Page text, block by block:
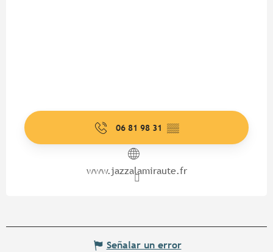
06 81 98 31 ▒▒
www.jazzalamiraute.fr
Señalar un error